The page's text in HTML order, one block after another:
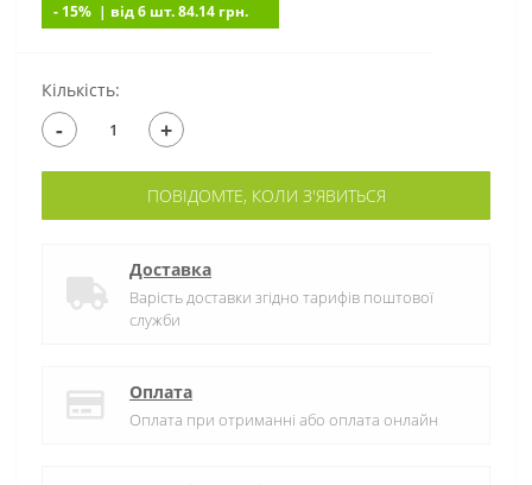
- 15% | вiд 6 шт. 84.14 грн.
Кількість:
- +
ПОВІДОМТЕ, КОЛИ З'ЯВИТЬСЯ
Доставка
Варість доставки згідно тарифів поштової
служби
Оплата
Оплата при отриманні або оплата онлайн